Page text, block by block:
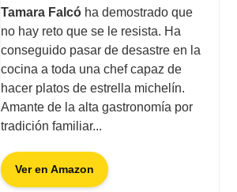
Tamara Falcó ha demostrado que
no hay reto que se le resista. Ha
conseguido pasar de desastre en la
cocina a toda una chef capaz de
hacer platos de estrella michelín.
Amante de la alta gastronomía por
tradición familiar...
Ver en Amazon